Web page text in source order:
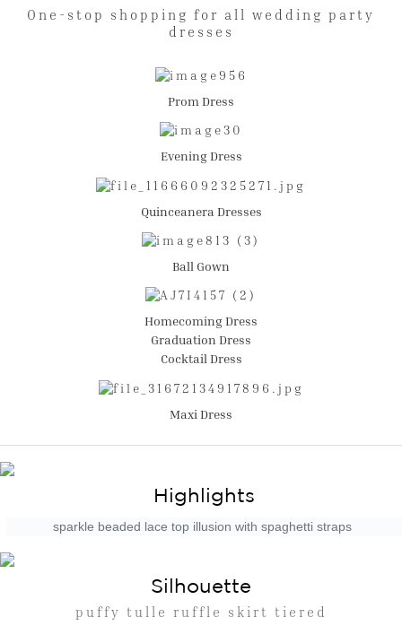
One-stop shopping for all wedding party
dresses
Prom Dress
Evening Dress
Quinceanera Dresses
Ball Gown
Homecoming Dress
Graduation Dress
Cocktail Dress
Maxi Dress
Highlights
sparkle beaded lace top illusion with spaghetti straps
Silhouette
puffy tulle ruffle skirt tiered